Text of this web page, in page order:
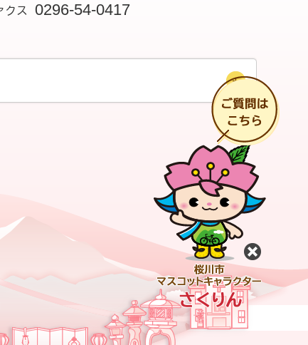
クス
0296-54-0417